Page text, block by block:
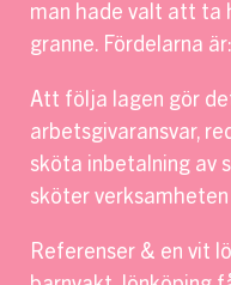
man hade valt att ta
granne. Fördelarna är:
Att följa lagen gör
arbetsgivaransvar,
sköta inbetalning av
sköter verksamheten
Referenser & en vit